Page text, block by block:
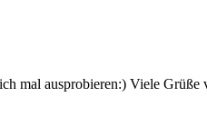
mal ausprobieren:) Viele Grüße